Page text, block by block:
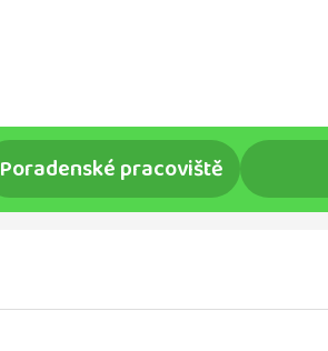
Poradenské pracoviště